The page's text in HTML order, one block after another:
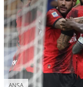
ANSA